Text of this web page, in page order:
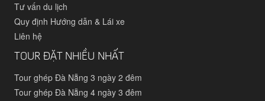
Tư vấn du lịch
Quy định Hướng dẫn & Lái xe
Liên hệ
TOUR ĐẶT NHIỀU NHẤT
Tour ghép Đà Nẵng 3 ngày 2 đêm
Tour ghép Đà Nẵng 4 ngày 3 đêm